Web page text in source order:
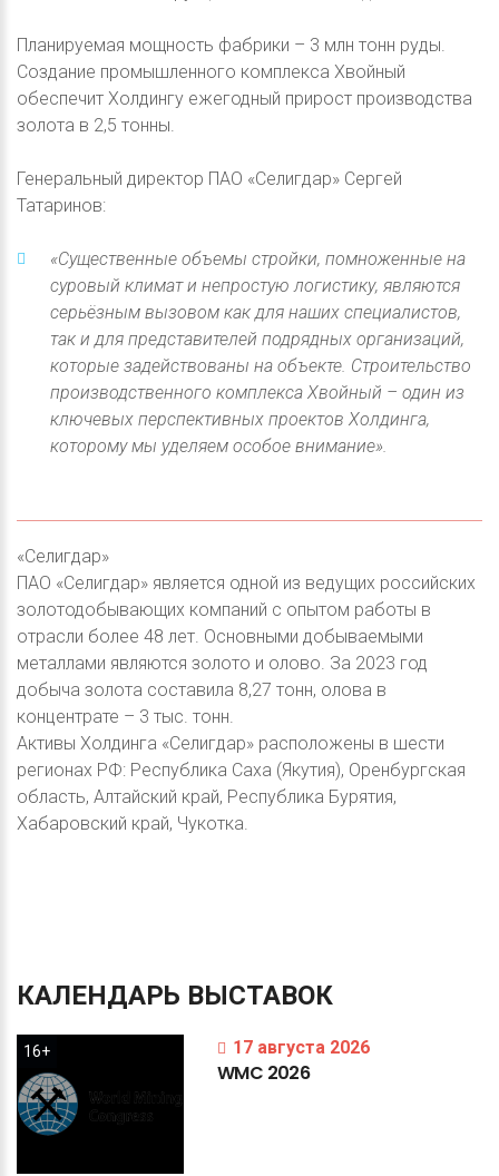
Планируемая мощность фабрики – 3 млн тонн руды.
Создание промышленного комплекса Хвойный
обеспечит Холдингу ежегодный прирост производства
золота в 2,5 тонны.
Генеральный директор ПАО «Селигдар» Сергей
Татаринов:
«Существенные объемы стройки, помноженные на
суровый климат и непростую логистику, являются
серьёзным вызовом как для наших специалистов,
так и для представителей подрядных организаций,
которые задействованы на объекте. Строительство
производственного комплекса Хвойный – один из
ключевых перспективных проектов Холдинга,
которому мы уделяем особое внимание».
«Селигдар»
ПАО «Селигдар» является одной из ведущих российских
золотодобывающих компаний с опытом работы в
отрасли более 48 лет. Основными добываемыми
металлами являются золото и олово. За 2023 год
добыча золота составила 8,27 тонн, олова в
концентрате – 3 тыс. тонн.
Активы Холдинга «Селигдар» расположены в шести
регионах РФ: Республика Саха (Якутия), Оренбургская
область, Алтайский край, Республика Бурятия,
Хабаровский край, Чукотка.
КАЛЕНДАРЬ ВЫСТАВОК
16+ 17 августа 2026
WMC 2026